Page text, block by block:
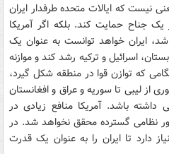
نیست که ایالات متحده طرفدار ایران
جناح حمایت کند. بلکه اگر آمریکا
ایران خواهد توانست به عنوان یک
اسرائیل و ترکیه رشد کند و موازنه
که توازن قوا در منطقه شکل گیرد،
از لیبی تا سوریه و عراق و افغانستان
باشد. آمریکا منافع زیادی در
نظامی گسترده محقق نخواهد شد. در
دارد تا ایران را به عنوان یک قدرت